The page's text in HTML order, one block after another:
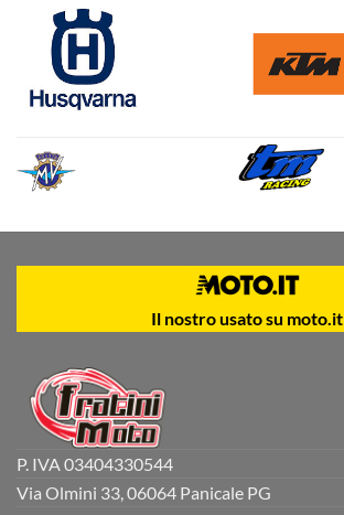
Il nostro usato su moto.it
P. IVA 03404330544
Via Olmini 33, 06064 Panicale PG